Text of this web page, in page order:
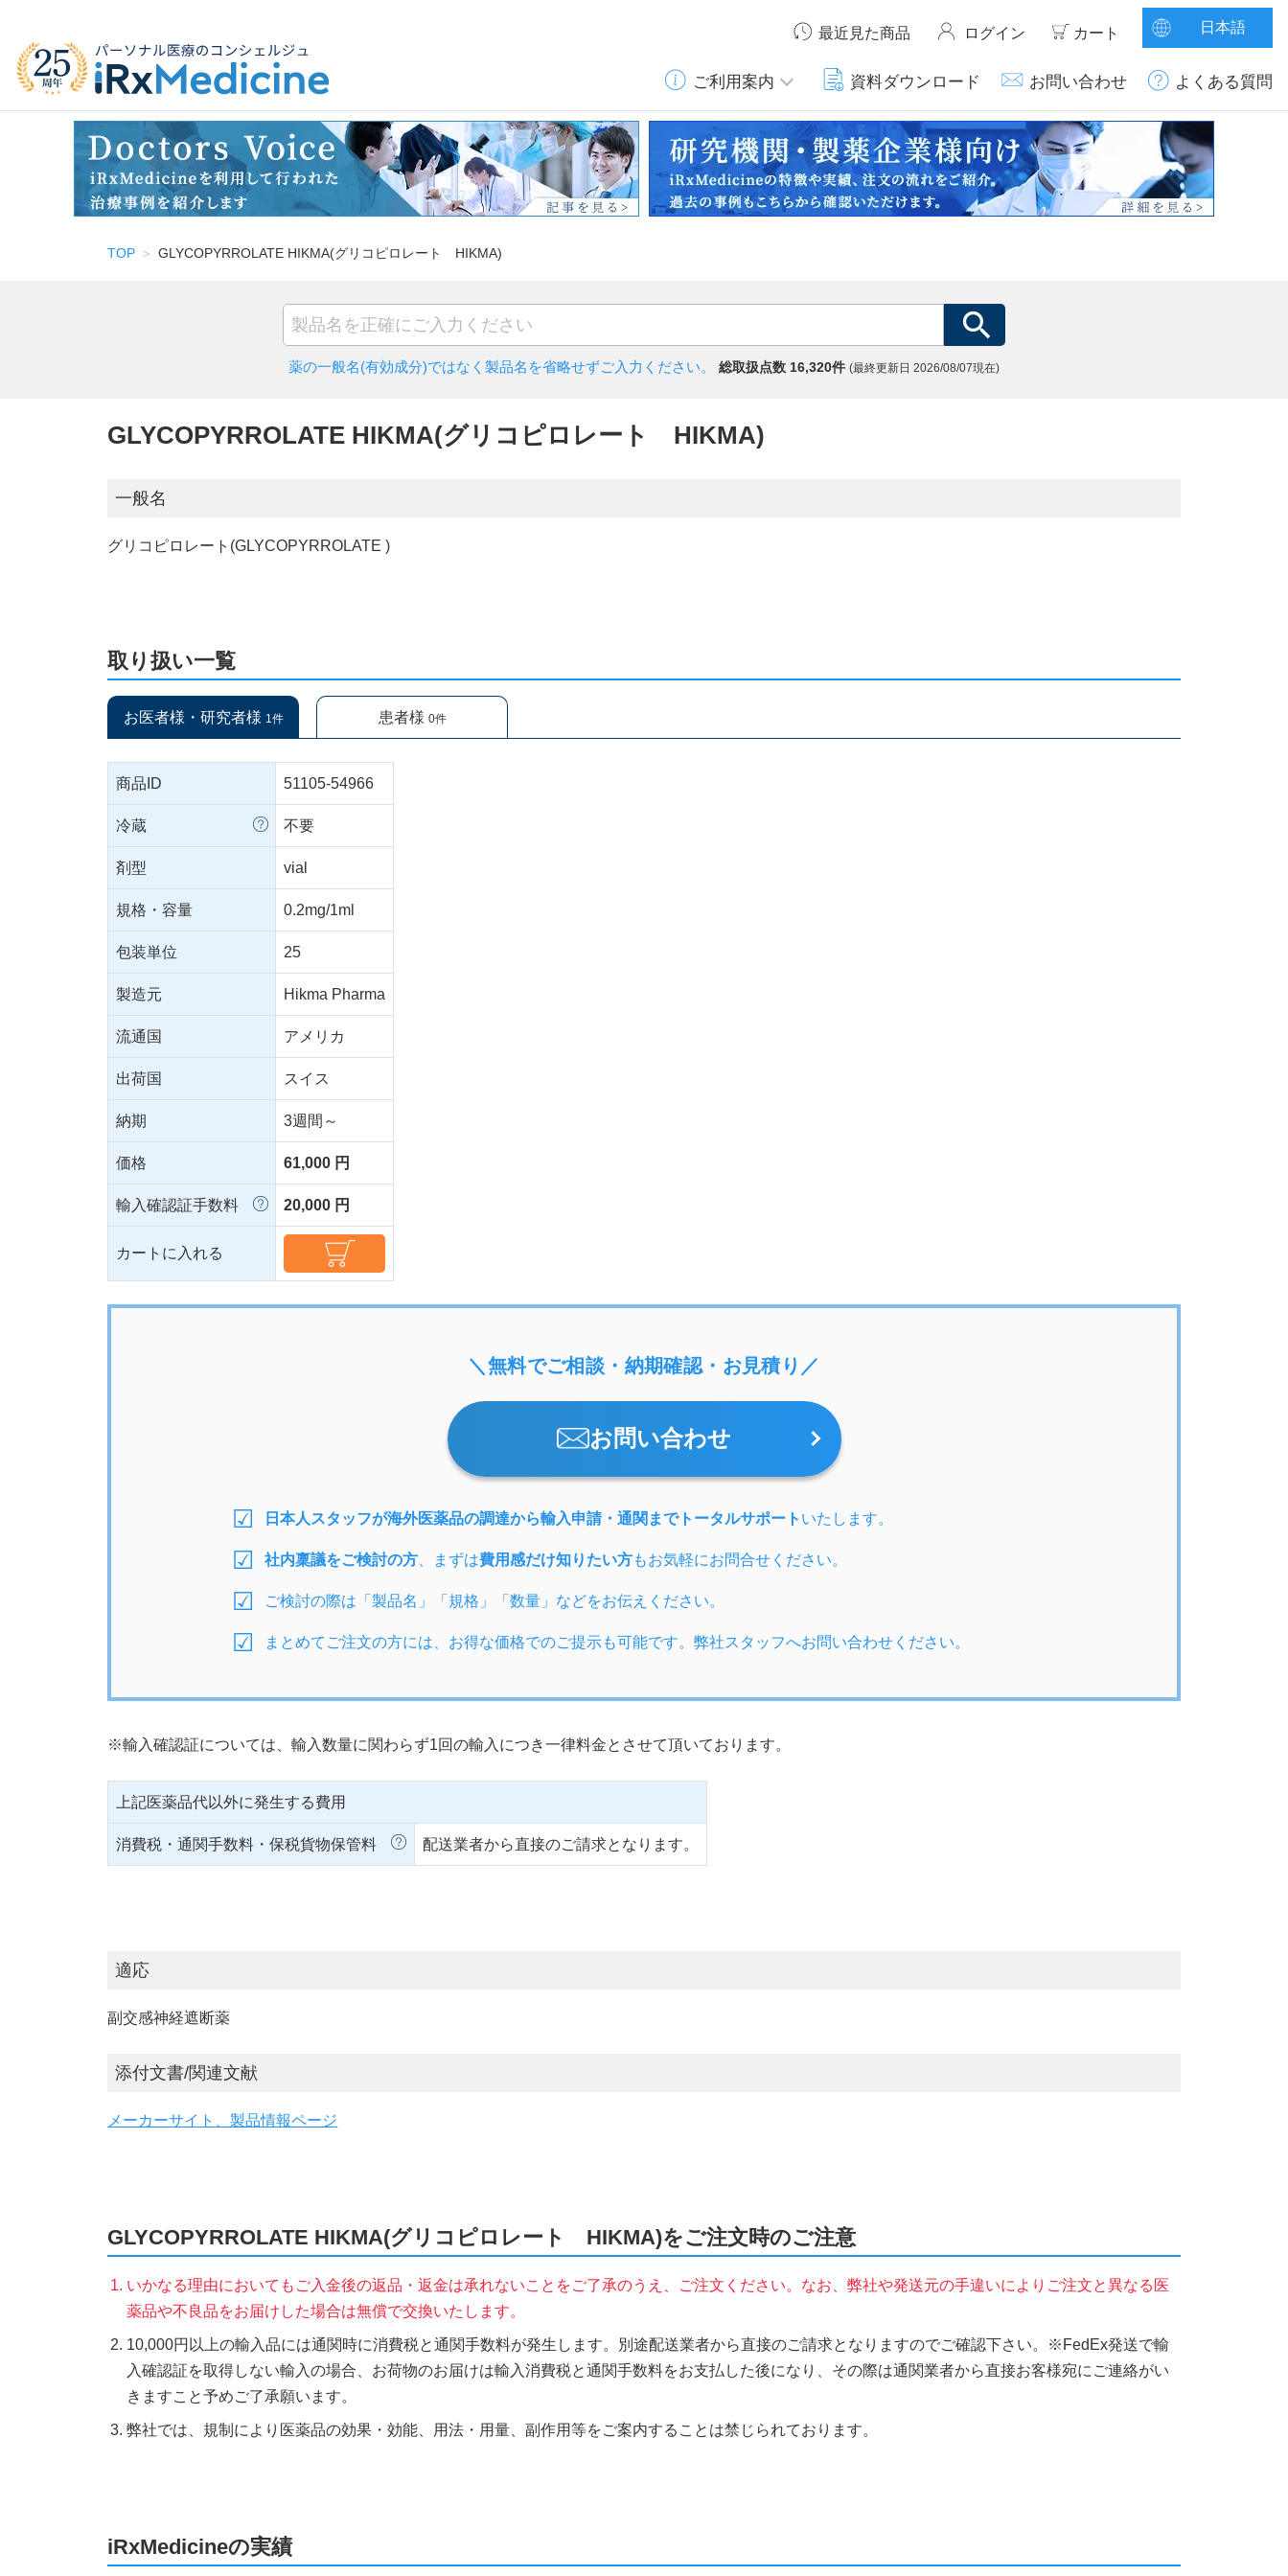
最近見た商品 ログイン カート 日本語
ご利用案内 資料ダウンロード お問い合わせ よくある質問
TOP GLYCOPYRROLATE HIKMA(グリコピロレート HIKMA)
薬の一般名(有効成分)ではなく 製品名を省略せずご入力ください。 総取扱点数 16,320件 (最終更新日 2026/08/07現在)
GLYCOPYRROLATE HIKMA(グリコピロレート HIKMA)
一般名
グリコピロレート(GLYCOPYRROLATE )
取り扱い一覧
お医者様・研究者様 1件 患者様 0件
商品ID 51105-54966
冷蔵 不要
剤型 vial
規格・容量 0.2mg/1ml
包装単位 25
製造元 Hikma Pharma
流通国 アメリカ
出荷国 スイス
納期 3週間～
価格 61,000 円
輸入確認証手数料 20,000 円
カートに入れる
＼無料でご相談・納期確認・お見積り／
お問い合わせ
日本人スタッフが海外医薬品の調達から輸入申請・通関までトータルサポート いたします。
社内稟議をご検討の方 、まずは費用感だけ知りたい方もお気軽にお問合せください。
ご検討の際は「製品名」「規格」「数量」などをお伝えください。
まとめてご注文の方には、お得な価格でのご提示も可能です。弊社スタッフへお問い合わせください。
※輸入確認証については、輸入数量に関わらず1回の輸入につき一律料金とさせて頂いております。
上記医薬品代以外に発生する費用
消費税・通関手数料・保税貨物保管料 配送業者から直接のご請求となります。
適応
副交感神経遮断薬
添付文書/関連文献
メーカーサイト、製品情報ページ
GLYCOPYRROLATE HIKMA(グリコピロレート HIKMA)をご注文時のご注意
いかなる理由においてもご入金後の返品・返金は承れないことをご了承のうえ、ご注文ください。なお、弊社や発送元の手違いによりご注文と異なる医
薬品や不良品をお届けした場合は無償で交換いたします。
10,000円以上の輸入品には通関時に消費税と通関手数料が発生します。別途配送業者から直接のご請求となりますのでご確認下さい。※FedEx発送で輸
入確認証を取得しない輸入の場合、お荷物のお届けは輸入消費税と通関手数料をお支払した後になり、その際は通関業者から直接お客様宛にご連絡がい
きますこと予めご了承願います。
弊社では、規制により医薬品の効果・効能、用法・用量、副作用等をご案内することは禁じられております。
iRxMedicineの実績